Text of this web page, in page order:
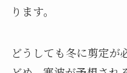
ります。
どうしても冬に剪定が